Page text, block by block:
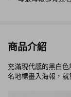
商品介紹
充滿現代感的黑白
名地標畫入海報，就